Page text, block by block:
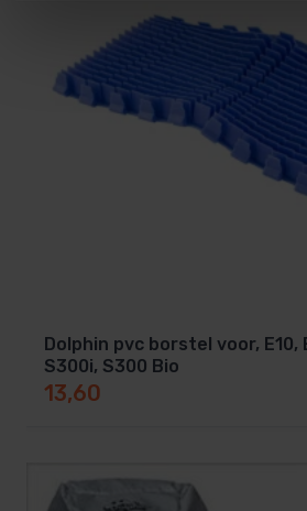
Dolphin pvc borstel voor, E10,
S300i, S300 Bio
13,60